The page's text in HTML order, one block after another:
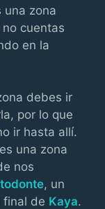
una zona
cuentas
en la
debes ir
por lo que
ir hasta allí.
una zona
nos
, un
final de Kaya.